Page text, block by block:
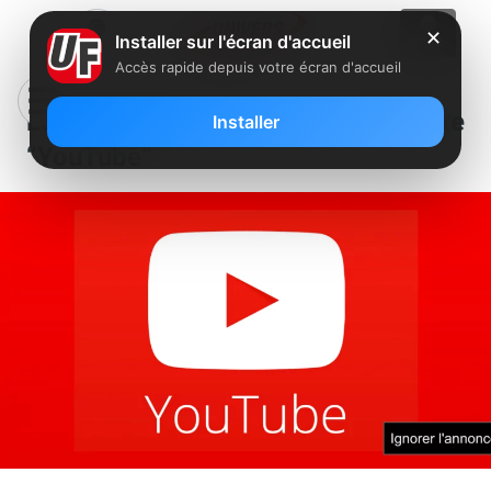
Les députés opposés à la taxe
“YouTube”
✕
Installer sur l'écran d'accueil
Accès rapide depuis votre écran d'accueil
Installer